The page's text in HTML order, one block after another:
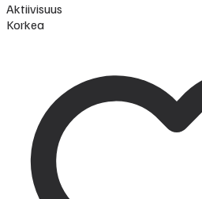
Aktiivisuus
Korkea